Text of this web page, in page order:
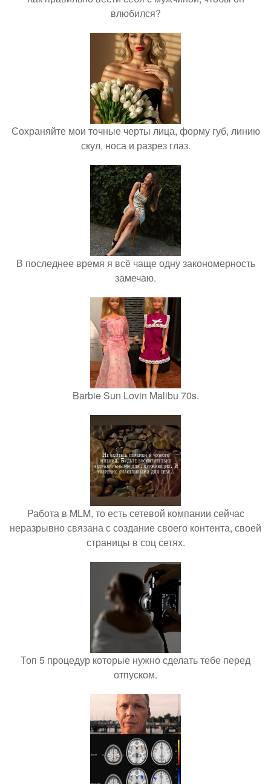
влюбился?
Сохраняйте мои точные черты лица, форму губ, линию
скул, носа и разрез глаз.
В последнее время я всё чаще одну закономерность
замечаю.
Barbie Sun Lovin Malibu 70s.
Работа в MLM, то есть сетевой компании сейчас
неразрывно связана с создание своего контента, своей
страницы в соц сетях.
Топ 5 процедур которые нужно сделать тебе перед
отпуском.